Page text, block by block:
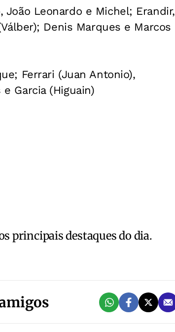
João Leonardo e Michel; Erandir,
Denis Marques e Marcos
Ferrari (Juan Antonio),
Garcia (Higuain)
principais destaques do dia.